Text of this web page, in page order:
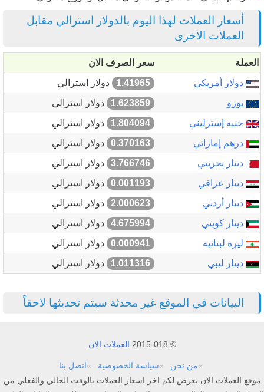
أسعار العملات لهذا اليوم بالدولار استرالي مقابل
العملات الاخرى
العملة
سعر الصرف الان
دولار أمريكي
1.41965
دولار استرالي
يورو
1.623859
دولار استرالي
جنيه إسترليني
1.804094
دولار استرالي
درهم إماراتي
0.370163
دولار استرالي
دينار بحريني
3.766746
دولار استرالي
دينار عراقي
0.001193
دولار استرالي
دينار أردني
2.000623
دولار استرالي
دينار كويتي
4.675994
دولار استرالي
ليرة لبنانية
0.000941
دولار استرالي
دينار ليبي
1.011316 دولار استرالي
البيانات في الموقع غير محدثة سيتم تحديثها لاحقاً
© 2015-018 العملات الان
من نحن سياسة الخصوصية
اتصل بنا
موقع العملات الان يعرض لكم اخر اسعار العملات بالوقت الحالي والفعلي من